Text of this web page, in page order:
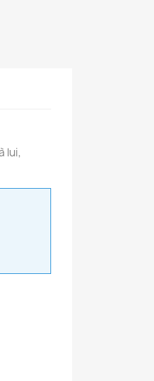
lui,